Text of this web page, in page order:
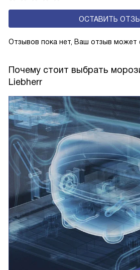
или просто хотите сохранить
то модели с этим типомОСТАВИТЬ
Отзывов пока нет, Ваш отзыв может
Почему стоит выбрать
Liebherr